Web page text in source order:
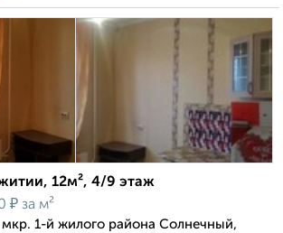
12м², 4/9 этаж
₽ за м²
1-й жилого района Солнечный,